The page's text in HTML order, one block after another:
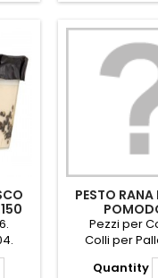
PESTO RANA
SECCHI/
Pezzi per
Colli per
Quantity